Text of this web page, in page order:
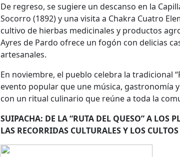
De regreso, se sugiere un descanso en la
Socorro (1892) y una visita a Chakra Cuatro
cultivo de hierbas medicinales y productos
Ayres de Pardo ofrece un fogón con delicias
artesanales.
En noviembre, el pueblo celebra la tradicional
evento popular que une música, gastronomía
con un ritual culinario que reúne a toda la
SUIPACHA: DE LA “RUTA DEL QUESO” A LOS
LAS RECORRIDAS CULTURALES Y LOS